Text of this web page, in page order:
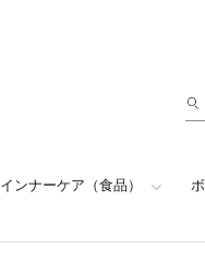
インナーケア（食品）